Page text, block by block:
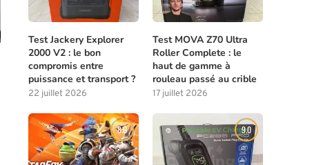
Test Jackery Explorer
2000 V2 : le bon
compromis entre
puissance et transport ?
22 juillet 2026
Test MOVA Z70 Ultra
Roller Complete : le
haut de gamme à
rouleau passé au crible
17 juillet 2026
8.0 9.0